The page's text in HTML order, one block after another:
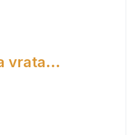
vrata...